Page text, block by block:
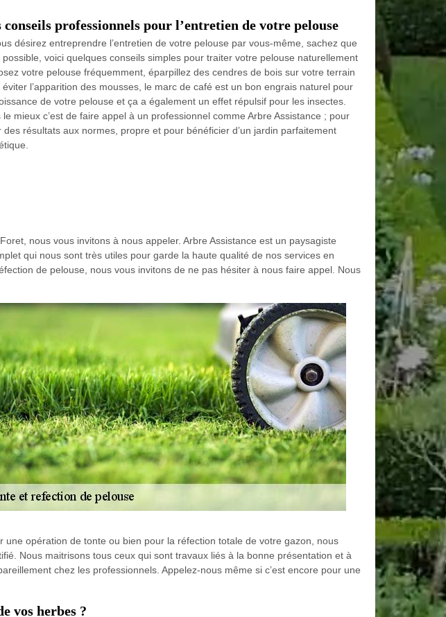
conseils professionnels pour l’entretien de votre pelouse
désirez entreprendre l’entretien de votre pelouse par vous-même, sachez que
possible, voici quelques conseils simples pour traiter votre pelouse naturellement
votre pelouse fréquemment, éparpillez des cendres de bois sur votre terrain
éviter l’apparition des mousses, le marc de café est un bon engrais naturel pour
de votre pelouse et ça a également un effet répulsif pour les insectes.
le mieux c’est de faire appel à un professionnel comme Arbre Assistance ; pour
des résultats aux normes, propre et pour bénéficier d’un jardin parfaitement
nous vous invitons à nous appeler. Arbre Assistance est un paysagiste
qui nous sont très utiles pour garde la haute qualité de nos services en
de pelouse, nous vous invitons de ne pas hésiter à nous faire appel. Nous
opération de tonte ou bien pour la réfection totale de votre gazon, nous
Nous maitrisons tous ceux qui sont travaux liés à la bonne présentation et à
chez les professionnels. Appelez-nous même si c’est encore pour une
vos herbes ?